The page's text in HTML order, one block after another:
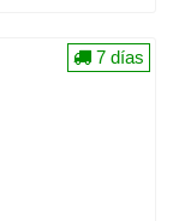
7 días